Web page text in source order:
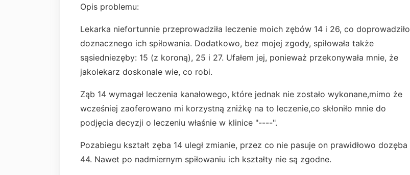
Opis problemu:
Lekarka niefortunnie przeprowadziła leczenie moich zębów 14 i 26, co doprowadziło
doznacznego ich spiłowania. Dodatkowo, bez mojej zgody, spiłowała także
sąsiedniezęby: 15 (z koroną), 25 i 27. Ufałem jej, ponieważ przekonywała mnie, że
jakolekarz doskonale wie, co robi.
Ząb 14 wymagał leczenia kanałowego, które jednak nie zostało wykonane,mimo że
wcześniej zaoferowano mi korzystną zniżkę na to leczenie,co skłoniło mnie do
podjęcia decyzji o leczeniu właśnie w klinice "----".
Pozabiegu kształt zęba 14 uległ zmianie, przez co nie pasuje on prawidłowo dozęba
44. Nawet po nadmiernym spiłowaniu ich kształty nie są zgodne.